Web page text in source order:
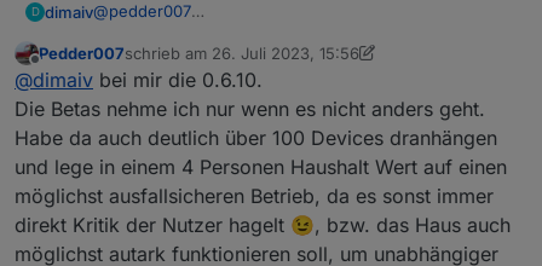
D dimaiv@pedder007
stoppen. Dann kann, eigentlich, nix mehr schief gehen.
Wie ist euer Zigbee Firmware Stand?
Offline
Pedder007schrieb am 26. Juli 2023, 15:56
zuletzt editiert von Pedder007
@dimaiv bei mir die 0.6.10.
Die Betas nehme ich nur wenn es nicht anders geht.
Habe da auch deutlich über 100 Devices dranhängen
und lege in einem 4 Personen Haushalt Wert auf einen
möglichst ausfallsicheren Betrieb, da es sonst immer
direkt Kritik der Nutzer hagelt 😉, bzw. das Haus auch
möglichst autark funktionieren soll, um unabhängiger